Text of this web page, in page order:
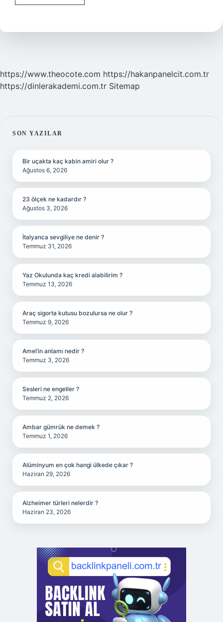
Olayı
https://www.theocote.com https://hakanpanelcit.com.tr
https://dinlerakademi.com.tr Sitemap
SIDEBAR
SON YAZILAR
Bir uçakta kaç kabin amiri olur ?
Ağustos 6, 2026
23 ölçek ne kadardır ?
Ağustos 3, 2026
İtalyanca sevgiliye ne denir ?
Temmuz 31, 2026
Yaz Okulunda kaç kredi alabilirim ?
Temmuz 13, 2026
Araç sigorta kutusu bozulursa ne olur ?
Temmuz 9, 2026
Amel’in anlamı nedir ?
Temmuz 3, 2026
Sesleri ne engeller ?
Temmuz 2, 2026
Ambar gümrük ne demek ?
Temmuz 1, 2026
Alüminyum en çok hangi ülkede çıkar ?
Haziran 29, 2026
Alzheimer türleri nelerdir ?
Haziran 23, 2026